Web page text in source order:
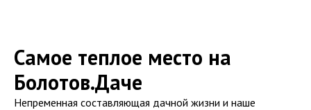
Самое теплое место на
Болотов.Даче
Непременная составляющая дачной жизни и наше